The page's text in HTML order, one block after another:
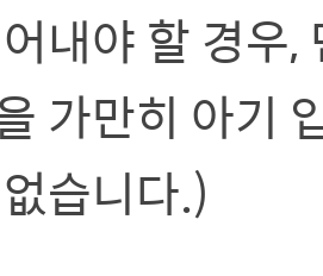
내야 할 경우
가만히 아기
습니다.)